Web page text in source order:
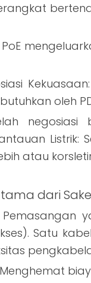
PoE
oleh
Listrik:
atau
dari
Satu